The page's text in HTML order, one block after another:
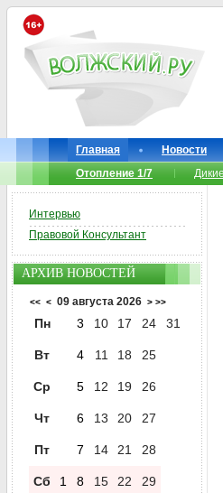
Главная Новости
Отопление 1/7
Интервью
Правовой Консультант
АРХИВ НОВОСТЕЙ
<< < 09 августа 2026 > >>
Пн 3 10 17 24 31
Вт 4 11 18 25
Ср 5 12 19 26
Чт 6 13 20 27
Пт 7 14 21 28
Сб 1 8 15 22 29